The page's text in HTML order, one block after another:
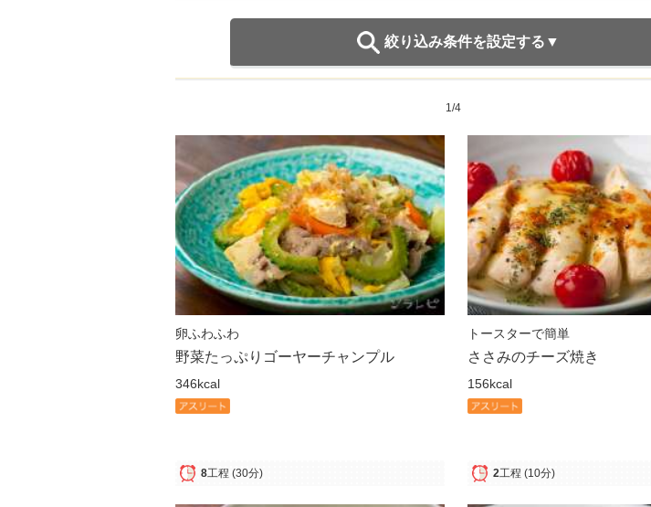
絞り込み条件を設定する
1/4
卵ふわふわ
野菜たっぷりゴーヤーチャンプル
346kcal
8工程 (30分)
トースターで簡単
ささみのチーズ焼き
156kcal
2工程 (10分)